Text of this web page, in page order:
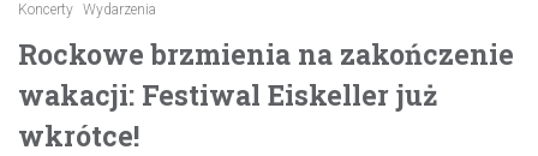
Koncerty Wydarzenia
Rockowe brzmienia na zakończenie
wakacji: Festiwal Eiskeller już
wkrótce!